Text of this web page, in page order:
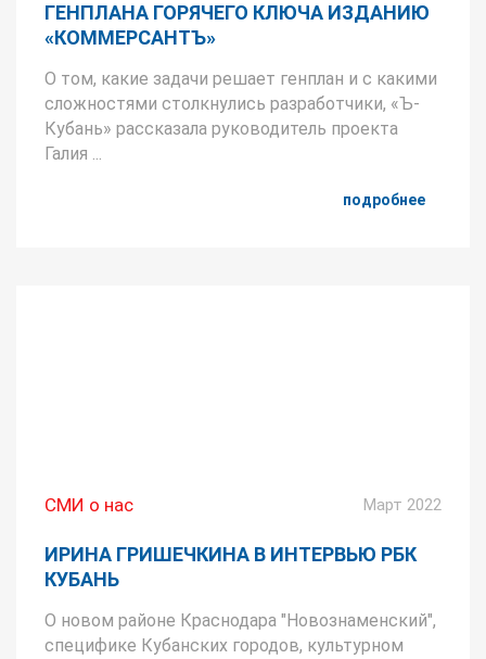
ГЕНПЛАНА ГОРЯЧЕГО КЛЮЧА ИЗДАНИЮ
«КОММЕРСАНТЪ»
О том, какие задачи решает генплан и с какими
сложностями столкнулись разработчики, «Ъ-
Кубань» рассказала руководитель проекта
Галия ...
подробнее
СМИ о нас Март 2022
ИРИНА ГРИШЕЧКИНА В ИНТЕРВЬЮ РБК
КУБАНЬ
О новом районе Краснодара "Новознаменский",
специфике Кубанских городов, культурном